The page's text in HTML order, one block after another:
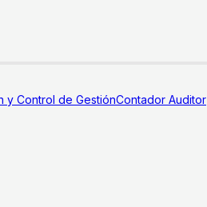
y Control de GestiónContador Auditor